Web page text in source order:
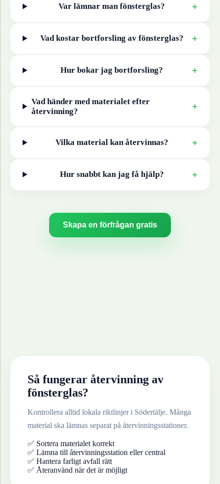
Var lämnar manfönsterglas? +
Vad kostar bortforsling av fönsterglas? +
Hur bokar jag bortforsling? +
Vad händer med materialet efter
återvinning?
+
Vilka material kan återvinnas? +
Hur snabbt kan jag få hjälp? +
Skapa en förfrågan gratis
Så fungerar återvinning av
fönsterglas?
Kontrollera alltid lokala riktlinjer i Södertälje. Många
material ska lämnas separat på återvinningsstationer.
✅ Sortera materialet korrekt
✅ Lämna till återvinningsstation eller central
✅ Hantera farligt avfall rätt
✅ Återanvänd när det är möjligt